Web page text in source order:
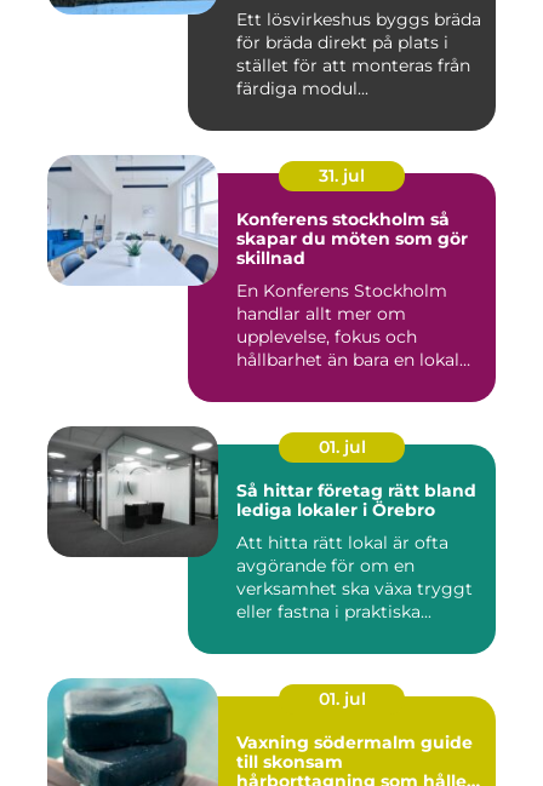
Ett lösvirkeshus byggs bräda
för bräda direkt på plats i
stället för att monteras från
färdiga modul...
31. jul
Konferens stockholm så
skapar du möten som gör
skillnad
En Konferens Stockholm
handlar allt mer om
upplevelse, fokus och
hållbarhet än bara en lokal
01. jul
Så hittar företag rätt bland
lediga lokaler i Örebro
Att hitta rätt lokal är ofta
avgörande för om en
verksamhet ska växa tryggt
eller fastna i praktiska...
01. jul
Vaxning södermalm guide
till skonsam
hårborttagning som håller